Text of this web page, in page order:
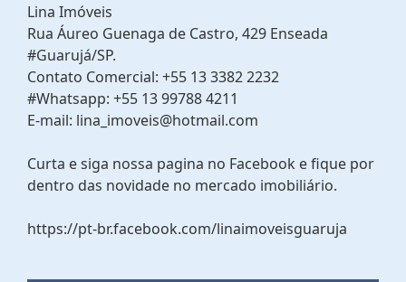
Lina Imóveis
Rua Áureo Guenaga de Castro, 429 Enseada
#Guarujá/SP.
Contato Comercial: +55 13 3382 2232
#Whatsapp: +55 13 99788 4211
E-mail: lina_imoveis@hotmail.com
Curta e siga nossa pagina no Facebook e fique por
dentro das novidade no mercado imobiliário.
https://pt-br.facebook.com/linaimoveisguaruja